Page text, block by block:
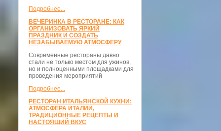
Подробнее...
ВЕЧЕРИНКА В РЕСТОРАНЕ: КАК
ОРГАНИЗОВАТЬ ЯРКИЙ
ПРАЗДНИК И СОЗДАТЬ
НЕЗАБЫВАЕМУЮ АТМОСФЕРУ
Современные рестораны давно
стали не только местом для ужинов,
но и полноценными площадками для
проведения мероприятий
Подробнее...
РЕСТОРАН ИТАЛЬЯНСКОЙ КУХНИ:
АТМОСФЕРА ИТАЛИИ,
ТРАДИЦИОННЫЕ РЕЦЕПТЫ И
НАСТОЯЩИЙ ВКУС